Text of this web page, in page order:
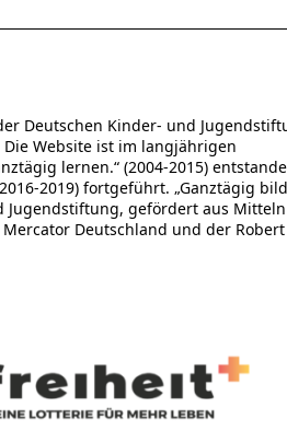
Deutschen Kinder- und
Website ist im langjährigen
lernen.“ (2004-2015)
2019) fortgeführt. „Ganztägig
Jugendstiftung, gefördert aus
Deutschland und der Robert